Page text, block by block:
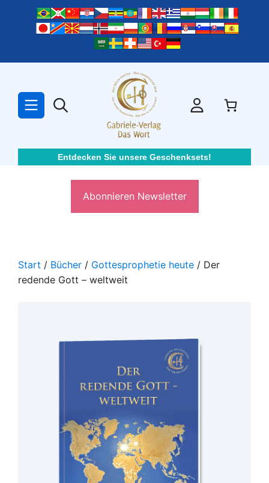
springen
Entdecken Sie unsere Geschenksets!
Abonnieren Newsletter
Start / Bücher / Gottesprophetie heute / Der
redende Gott – weltweit